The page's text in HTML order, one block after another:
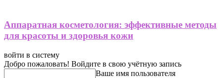
Аппаратная косметология: эффективные методы
для красоты и здоровья кожи
войти в систему
Добро пожаловать! Войдите в свою учётную запись
Ваше имя пользователя